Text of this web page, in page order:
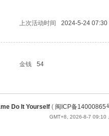
上次活动时间 2024-5-24 07:30
金钱 54
Do It Yourself( 闽ICP备14000865
GMT+8, 2026-8-7 09:10